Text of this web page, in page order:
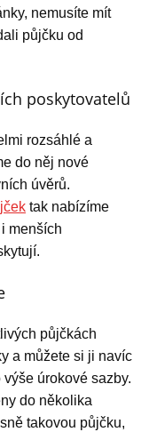
nemusíte mít
půjčku od
poskytovatelů
rozsáhlé a
do něj nové
úvěrů.
tak nabízíme
menších
půjčkách
a můžete si ji navíc
úrokové sazby.
do několika
takovou půjčku,